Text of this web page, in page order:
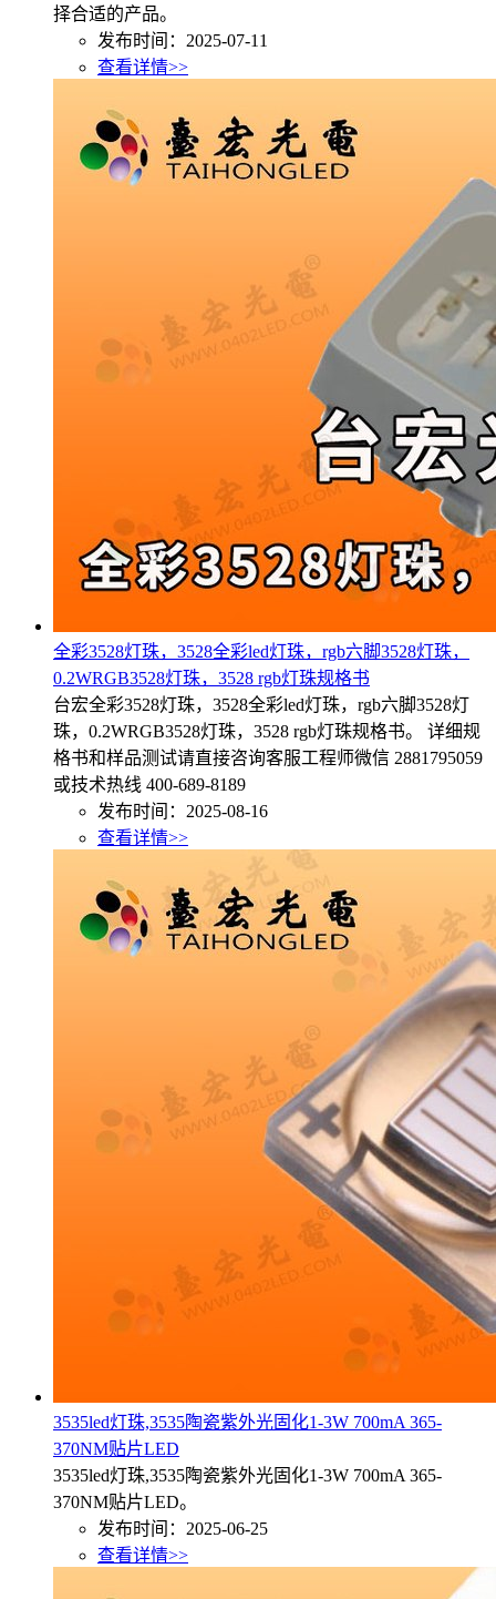
择合适的产品。
发布时间：2025-07-11
查看详情>>
全彩3528灯珠，3528全彩led灯珠，rgb六脚3528灯珠，
0.2WRGB3528灯珠，3528 rgb灯珠规格书
台宏全彩3528灯珠，3528全彩led灯珠，rgb六脚3528灯
珠，0.2WRGB3528灯珠，3528 rgb灯珠规格书。 详细规
格书和样品测试请直接咨询客服工程师微信 2881795059
或技术热线 400-689-8189
发布时间：2025-08-16
查看详情>>
3535led灯珠,3535陶瓷紫外光固化1-3W 700mA 365-
370NM贴片LED
3535led灯珠,3535陶瓷紫外光固化1-3W 700mA 365-
370NM贴片LED。
发布时间：2025-06-25
查看详情>>